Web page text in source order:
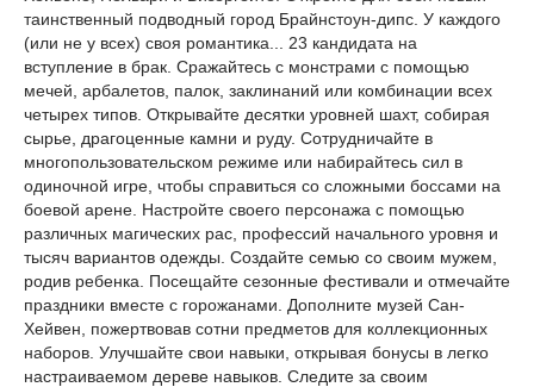
таинственный подводный город Брайнстоун-дипс. У каждого
(или не у всех) своя романтика... 23 кандидата на
вступление в брак. Сражайтесь с монстрами с помощью
мечей, арбалетов, палок, заклинаний или комбинации всех
четырех типов. Открывайте десятки уровней шахт, собирая
сырье, драгоценные камни и руду. Сотрудничайте в
многопользовательском режиме или набирайтесь сил в
одиночной игре, чтобы справиться со сложными боссами на
боевой арене. Настройте своего персонажа с помощью
различных магических рас, профессий начального уровня и
тысяч вариантов одежды. Создайте семью со своим мужем,
родив ребенка. Посещайте сезонные фестивали и отмечайте
праздники вместе с горожанами. Дополните музей Сан-
Хейвен, пожертвовав сотни предметов для коллекционных
наборов. Улучшайте свои навыки, открывая бонусы в легко
настраиваемом дереве навыков. Следите за своим